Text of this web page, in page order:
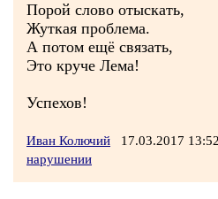
Порой слово отыскать,
Жуткая проблема.
А потом ещё связать,
Это круче Лема!
Успехов!
Иван Колючий 17.03.2017
нарушении